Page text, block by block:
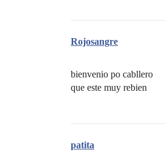
Rojosangre
bienvenio po cabllero
que este muy rebien
patita